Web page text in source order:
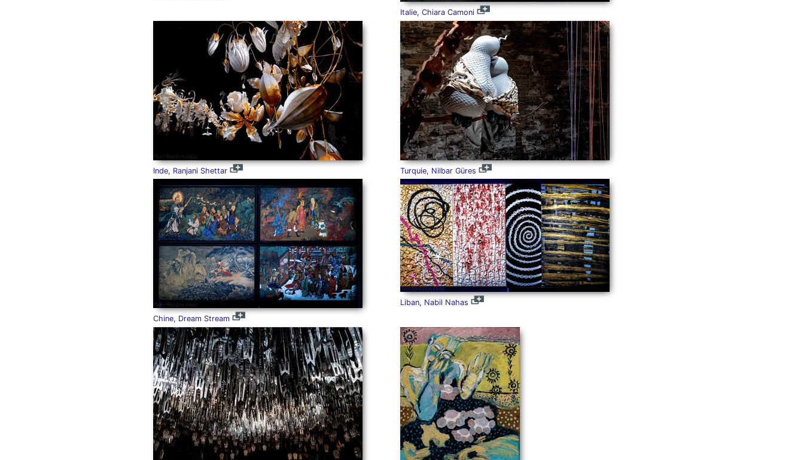
Italie, Chiara Camoni
Inde, Ranjani Shettar Turquie, Nilbar Güres
Chine, Dream Stream
Liban, Nabil Nahas